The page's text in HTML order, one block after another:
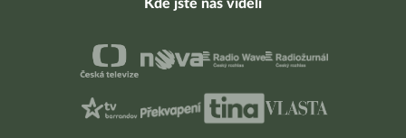
Kde jste nás viděli